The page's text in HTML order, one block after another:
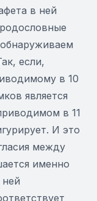
в ней
если,
в 10
является
в 11
И это
между
именно